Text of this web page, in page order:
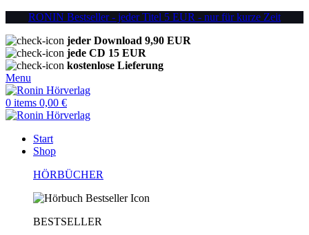
RONIN Bestseller - jeder Titel 5 EUR - nur für kurze Zeit
jeder Download 9,90 EUR
jede CD 15 EUR
kostenlose Lieferung
Menu
0 items 0,00 €
Start
Shop
HÖRBÜCHER
BESTSELLER